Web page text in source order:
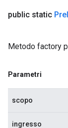
public static
Metodo factory
Parametri
scopo
ingresso